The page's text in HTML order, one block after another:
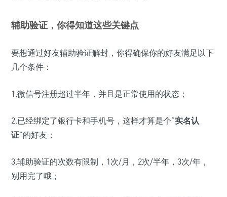
辅助验证，你得知道这些关键点
要想通过好友辅助验证解封，你得确保你的好友满足以下
几个条件：
1.微信号注册超过半年，并且是正常使用的状态；
2.已经绑定了银行卡和手机号，这样才算是个“实名认
证”的好友；
3.辅助验证的次数有限制，1次/月，2次/半年，3次/年，
别用完了哦；